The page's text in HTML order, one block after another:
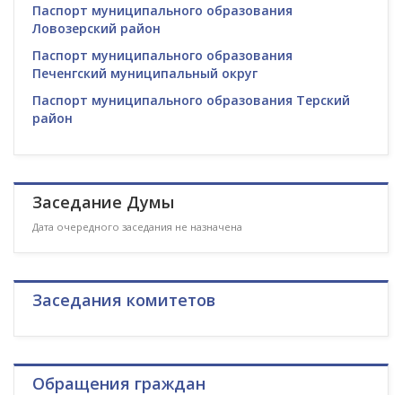
Паспорт муниципального образования
Ловозерский район
Паспорт муниципального образования
Печенгский муниципальный округ
Паспорт муниципального образования Терский
район
Заседание Думы
Дата очередного заседания не назначена
Заседания комитетов
Обращения граждан